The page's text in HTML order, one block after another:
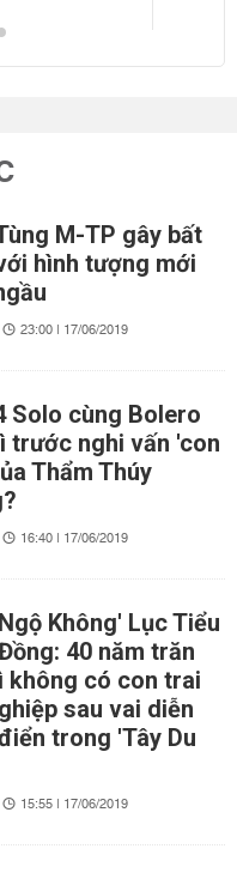
M-TP gây bất
hình tượng mới
23:00 | 17/06/2019
Solo cùng Bolero
trước nghi vấn 'con
Thẩm Thúy
16:40 | 17/06/2019
Không' Lục Tiểu
40 năm trăn
không có con trai
sau vai diễn
trong 'Tây Du
15:55 | 17/06/2019